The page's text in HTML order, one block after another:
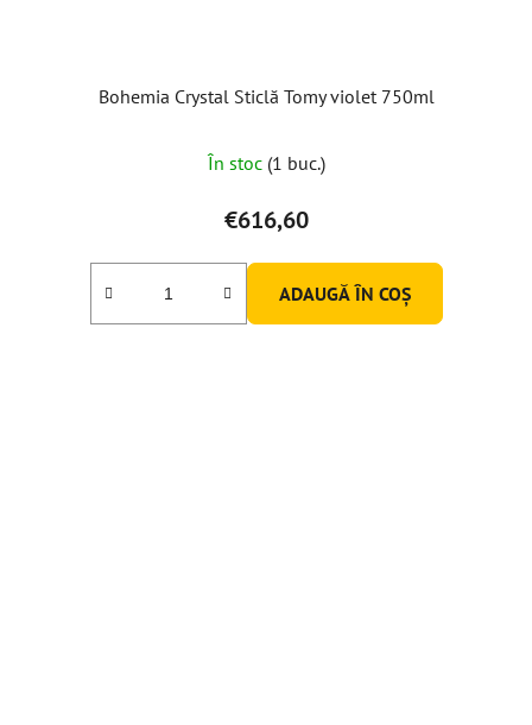
Bohemia Crystal Sticlă Tomy violet 750ml
În stoc (1 buc.)
€616,60
ADAUGĂ ÎN COŞ